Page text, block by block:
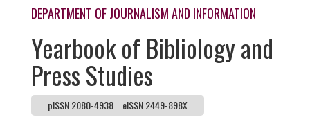
DEPARTMENT OF JOURNALISM AND INFORMATION
Yearbook of Bibliology and
Press Studies
pISSN 2080-4938 eISSN 2449-898X